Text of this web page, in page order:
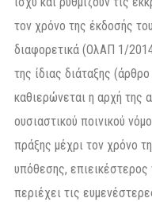
τον χρόνο της έκδοσής
διαφορετικά (ΟλΑΠ 1/
της ίδιας διάταξης
καθιερώνεται η αρχή της
ουσιαστικού ποινικού
πράξης μέχρι τον χρόνο
υπόθεσης,
περιέχει τις